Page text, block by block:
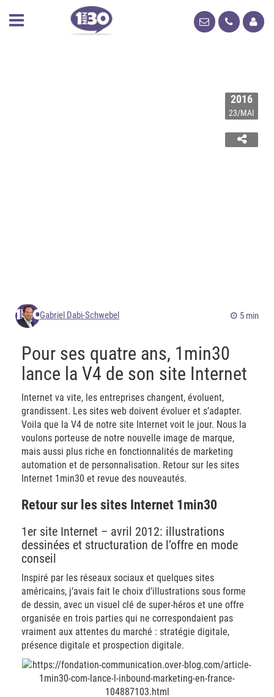
2016
23/MAI
Gabriel Dabi-Schwebel 5 min
Pour ses quatre ans, 1min30
lance la V4 de son site Internet
Internet va vite, les entreprises changent, évoluent,
grandissent. Les sites web doivent évoluer et s’adapter.
Voila que la V4 de notre site Internet voit le jour. Nous la
voulons porteuse de notre nouvelle image de marque,
mais aussi plus riche en fonctionnalités de marketing
automation et de personnalisation. Retour sur les sites
Internet 1min30 et revue des nouveautés.
Retour sur les sites Internet 1min30
1er site Internet – avril 2012: illustrations
dessinées et structuration de l’offre en mode
conseil
Inspiré par les réseaux sociaux et quelques sites
américains, j’avais fait le choix d’illustrations sous forme
de dessin, avec un visuel clé de super-héros et une offre
organisée en trois parties qui ne correspondaient pas
vraiment aux attentes du marché : stratégie digitale,
présence digitale et prospection digitale.